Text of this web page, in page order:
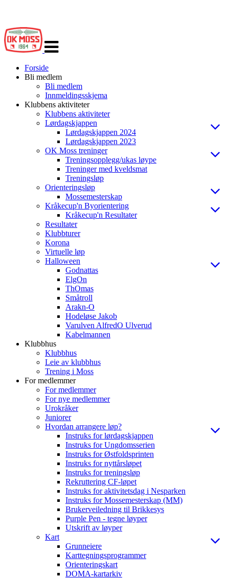
navigasjon
Forside
Bli medlem
Bli medlem
Innmeldingsskjema
Klubbens aktiviteter
Klubbens aktiviteter
Lørdagskjappen
Lørdagskjappen 2024
Lørdagskjappen 2023
OK Moss treninger
Treningsopplegg/ukas løype
Treninger med kveldsmat
Treningsløp
Orienteringsløp
Mossemesterskap
Kråkecup'n Byorientering
Kråkecup'n Resultater
Resultater
Klubbturer
Korona
Virtuelle løp
Halloween
Godnattas
ElgOn
ThOmas
Småtroll
Arakn-O
Hodeløse Jakob
Varulven AlfredO Ulverud
Kabelmannen
Klubbhus
Klubbhus
Leie av klubbhus
Trening i Moss
For medlemmer
For medlemmer
For nye medlemmer
Urokråker
Juniorer
Hvordan arrangere løp?
Instruks for lørdagskjappen
Instruks for Ungdomsserien
Instruks for Østfoldsprinten
Instruks for nyttårsløpet
Instruks for treningsløp
Rekruttering CF-løpet
Instruks for aktivitetsdag i Nesparken
Instruks for Mossemesterskap (MM)
Brukerveiledning til Brikkesys
Purple Pen - tegne løyper
Utskrift av løyper
Kart
Grunneiere
Karttegningsprogrammer
Orienteringskart
DOMA-kartarkiv